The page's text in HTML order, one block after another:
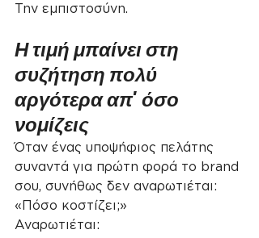
Την εμπιστοσύνη.
Η τιμή μπαίνει στη
συζήτηση πολύ
αργότερα απ' όσο
νομίζεις
Όταν ένας υποψήφιος πελάτης
συναντά για πρώτη φορά το brand
σου, συνήθως δεν αναρωτιέται:
«Πόσο κοστίζει;»
Αναρωτιέται: